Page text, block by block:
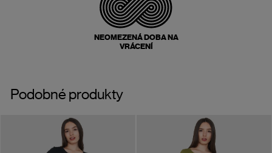
NEOMEZENÁ DOBA NA
VRÁCENÍ
Podobné produkty